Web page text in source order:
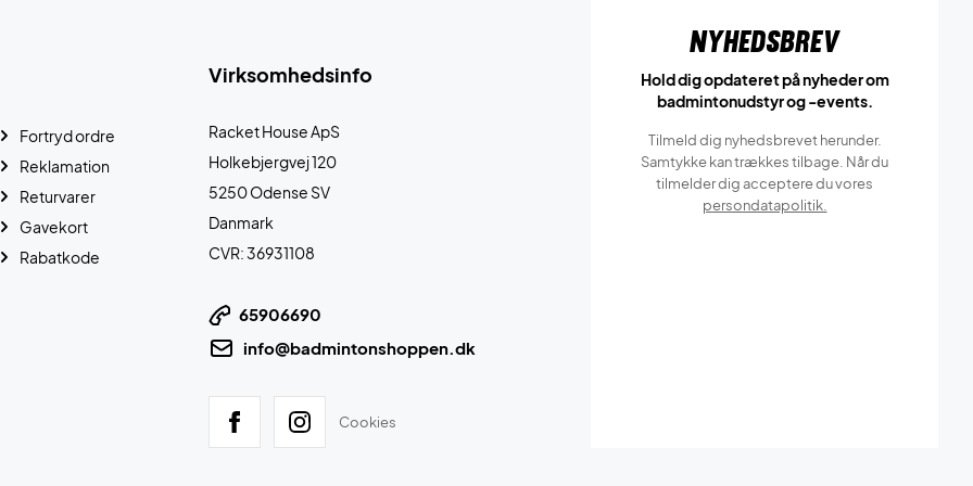
Virksomhedsinfo
Racket House ApS
Holkebjergvej 120
5250 Odense SV
Danmark
CVR: 36931108
65906690
info@badmintonshoppen.dk
Cookies
Fortryd ordre
Reklamation
Returvarer
Gavekort
Rabatkode
Nyhedsbrev
Hold dig opdateret på nyheder om
badmintonudstyr og -events.
Tilmeld dig nyhedsbrevet herunder.
Samtykke kan trækkes tilbage. Når du
tilmelder dig acceptere du vores
persondatapolitik.